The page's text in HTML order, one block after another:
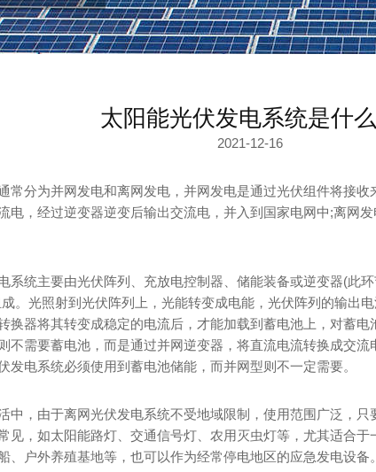
太阳能光伏发电系统是什
2021-12-16
常分为并网发电和离网发电，并网发电是通过光伏组件将接
电，经过逆变器逆变后输出交流电，并入到国家电网中;离网
系统主要由光伏阵列、充放电控制器、储能装备或逆变器(此
。光照射到光伏阵列上，光能转变成电能，光伏阵列的输出
换器将其转变成稳定的电流后，才能加载到蓄电池上，对蓄
不需要蓄电池，而是通过并网逆变器，将直流电流转换成交
发电系统必须使用到蓄电池储能，而并网型则不一定需要。
中，由于离网光伏发电系统不受地域限制，使用范围广泛，
见，如太阳能路灯、交通信号灯、农用灭虫灯等，尤其适合
、户外养殖基地等，也可以作为经常停电地区的应急发电设备。